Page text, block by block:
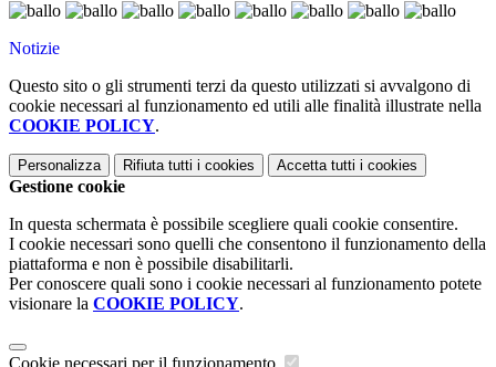
Notizie
Questo sito o gli strumenti terzi da questo utilizzati si avvalgono di
cookie necessari al funzionamento ed utili alle finalità illustrate nella
COOKIE POLICY.
Personalizza Rifiuta tutti i cookies Accetta tutti i cookies
Gestione cookie
In questa schermata è possibile scegliere quali cookie consentire.
I cookie necessari sono quelli che consentono il funzionamento della
piattaforma e non è possibile disabilitarli.
Per conoscere quali sono i cookie necessari al funzionamento potete
visionare la COOKIE POLICY.
Cookie necessari per il funzionamento